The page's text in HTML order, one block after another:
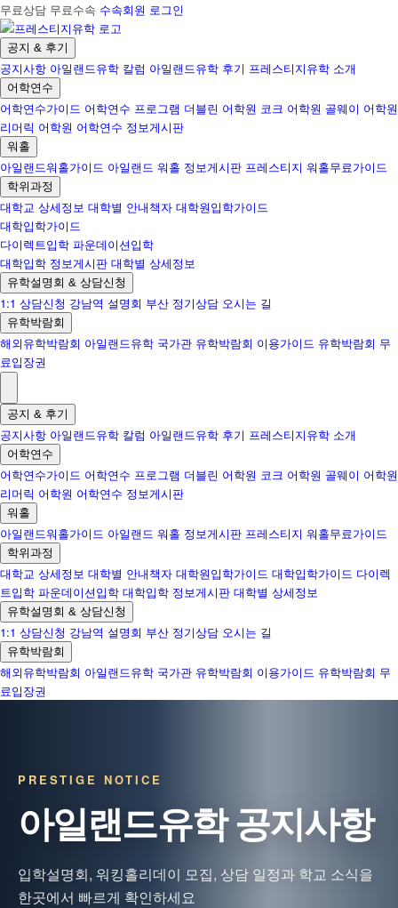
무료상담 무료수속 수속회원 로그인
공지 & 후기
공지사항 아일랜드유학 칼럼 아일랜드유학 후기 프레스티지유학 소개
어학연수
어학연수가이드 어학연수 프로그램 더블린 어학원 코크 어학원 골웨이 어학원
리머릭 어학원 어학연수 정보게시판
워홀
아일랜드워홀가이드 아일랜드 워홀 정보게시판 프레스티지 워홀무료가이드
학위과정
대학교 상세정보 대학별 안내책자 대학원입학가이드
대학입학가이드
다이렉트입학 파운데이션입학
대학입학 정보게시판 대학별 상세정보
유학설명회 & 상담신청
1:1 상담신청 강남역 설명회 부산 정기상담 오시는 길
유학박람회
해외유학박람회 아일랜드유학 국가관 유학박람회 이용가이드 유학박람회 무
료입장권
공지 & 후기
공지사항 아일랜드유학 칼럼 아일랜드유학 후기 프레스티지유학 소개
어학연수
어학연수가이드 어학연수 프로그램 더블린 어학원 코크 어학원 골웨이 어학원
리머릭 어학원 어학연수 정보게시판
워홀
아일랜드워홀가이드 아일랜드 워홀 정보게시판 프레스티지 워홀무료가이드
학위과정
대학교 상세정보 대학별 안내책자 대학원입학가이드 대학입학가이드 다이렉
트입학 파운데이션입학 대학입학 정보게시판 대학별 상세정보
유학설명회 & 상담신청
1:1 상담신청 강남역 설명회 부산 정기상담 오시는 길
유학박람회
해외유학박람회 아일랜드유학 국가관 유학박람회 이용가이드 유학박람회 무
료입장권
PRESTIGE NOTICE
아일랜드유학 공지사항
입학설명회, 워킹홀리데이 모집, 상담 일정과 학교 소식을
한곳에서 빠르게 확인하세요